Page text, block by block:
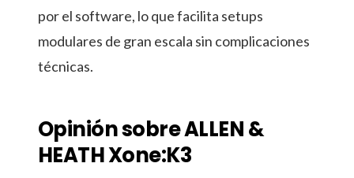
por el software, lo que facilita setups
modulares de gran escala sin complicaciones
técnicas.
Opinión sobre ALLEN &
HEATH Xone:K3